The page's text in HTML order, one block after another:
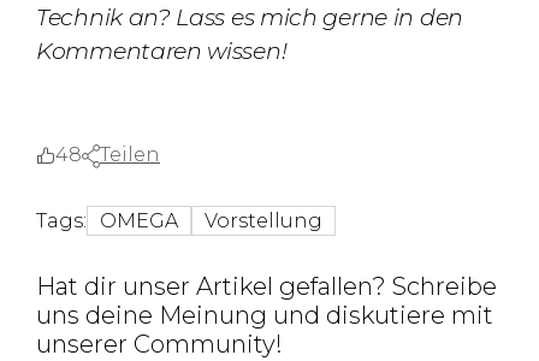
Technik an? Lass es mich gerne in den
Kommentaren wissen!
48 Teilen
Tags: OMEGA Vorstellung
Hat dir unser Artikel gefallen? Schreibe
uns deine Meinung und diskutiere mit
unserer Community!